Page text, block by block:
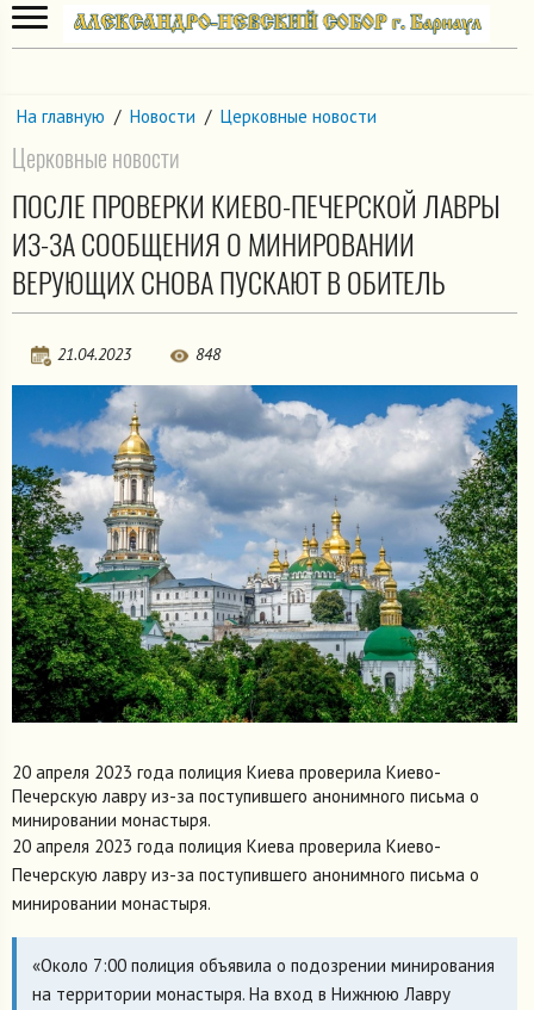
На главную / Новости / Церковные новости
Церковные новости
ПОСЛЕ ПРОВЕРКИ КИЕВО-ПЕЧЕРСКОЙ ЛАВРЫ
ИЗ-ЗА СООБЩЕНИЯ О МИНИРОВАНИИ
ВЕРУЮЩИХ СНОВА ПУСКАЮТ В ОБИТЕЛЬ
21.04.2023 848
20 апреля 2023 года полиция Киева проверила Киево-
Печерскую лавру из-за поступившего анонимного письма о
минировании монастыря.
20 апреля 2023 года полиция Киева проверила Киево-
Печерскую лавру из-за поступившего анонимного письма о
минировании монастыря.
«Около 7:00 полиция объявила о подозрении минирования
на территории монастыря. На вход в Нижнюю Лавру